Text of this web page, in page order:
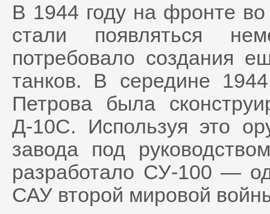
В 1944 году на фронте
стали появляться
потребовало создания
танков. В середине
Петрова была
Д-10С. Используя это
завода под
разработало СУ-100 —
САУ второй мировой